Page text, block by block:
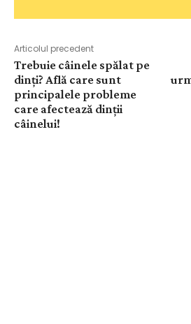
Articolul precedent
Trebuie câinele spălat pe
dinți? Află care sunt
principalele probleme
care afectează dinții
câinelui!